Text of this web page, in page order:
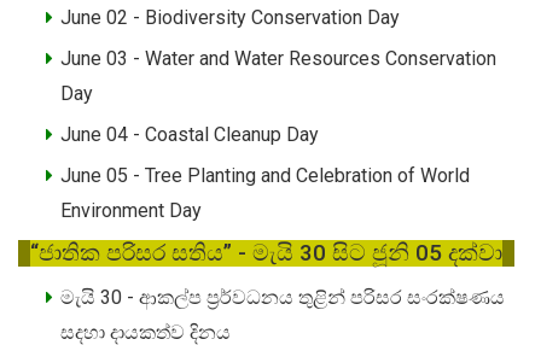
June 02 - Biodiversity Conservation Day
June 03 - Water and Water Resources Conservation
Day
June 04 - Coastal Cleanup Day
June 05 - Tree Planting and Celebration of World
Environment Day
“ජාතික පරිසර සතිය” - මැයි 30 සිට ජූනි 05 දක්වා
මැයි 30 - ආකල්ප ප්‍රර්වධනය තුළින් පරිසර සංරක්ෂණය
සදහා දායකත්ව දිනය